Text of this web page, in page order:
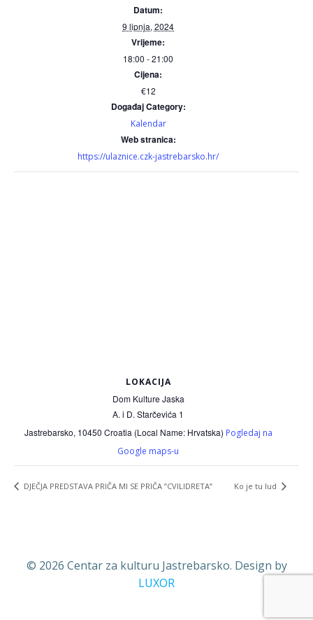
Datum:
9 lipnja, 2024
Vrijeme:
18:00 - 21:00
Cijena:
€12
Događaj Category:
Kalendar
Web stranica:
https://ulaznice.czk-jastrebarsko.hr/
LOKACIJA
Dom Kulture Jaska
A. i D. Starčevića 1
Jastrebarsko, 10450 Croatia (Local Name: Hrvatska) Pogledaj na
Google maps-u
DJEČJA PREDSTAVA PRIČA MI SE PRIČA ”CVILIDRETA” Ko je tu lud
© 2026 Centar za kulturu Jastrebarsko. Design by
LUXOR